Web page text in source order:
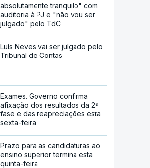
absolutamente tranquilo" com
auditoria à PJ e "não vou ser
julgado" pelo TdC
Luís Neves vai ser julgado pelo
Tribunal de Contas
Exames. Governo confirma
afixação dos resultados da 2ª
fase e das reapreciações esta
sexta-feira
Prazo para as candidaturas ao
ensino superior termina esta
quinta-feira